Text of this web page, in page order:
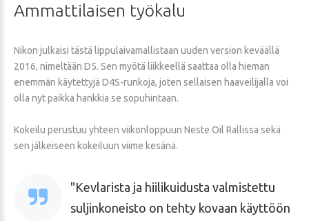
Ammattilaisen työkalu
Nikon julkaisi tästä lippulaivamallistaan uuden version keväällä
2016, nimeltään D5. Sen myötä liikkeellä saattaa olla hieman
enemmän käytettyjä D4S-runkoja, joten sellaisen haaveilijalla voi
olla nyt paikka hankkia se sopuhintaan.
Kokeilu perustuu yhteen viikonloppuun Neste Oil Rallissa sekä
sen jälkeiseen kokeiluun viime kesänä.
Kevlarista ja hiilikuidusta valmistettu
suljinkoneisto on tehty kovaan käyttöön